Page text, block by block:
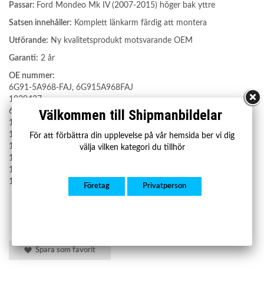
Passar: Ford Mondeo Mk IV (2007-2015) höger bak yttre
Satsen innehåller: Komplett länkarm färdig att montera
Utförande: Ny kvalitetsprodukt motsvarande OEM
Garanti: 2 år
OE nummer:
6G91-5A968-FAJ, 6G915A968FAJ
1839437
6G91-5A968-FAH, 6G915A968FAH
1566810
1496725
1468192
1462030
1460439
1858856
Spara som favorit
Välkommen till Shipmanbildelar
För att förbättra din upplevelse på vår hemsida ber vi dig
välja vilken kategori du tillhör
Företag Privatperson